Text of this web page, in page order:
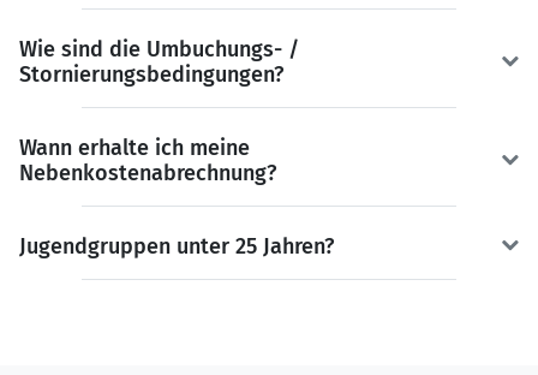
Wie sind die Umbuchungs- /
Stornierungsbedingungen?
Wann erhalte ich meine
Nebenkostenabrechnung?
Jugendgruppen unter 25 Jahren?